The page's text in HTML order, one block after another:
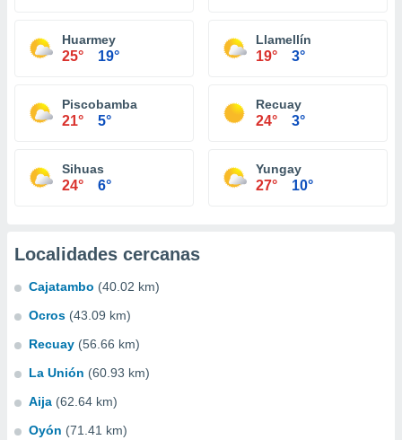
Huarmey
25° 19°
Llamellín
19° 3°
Piscobamba
21° 5°
Recuay
24° 3°
Sihuas
24° 6°
Yungay
27° 10°
Localidades cercanas
Cajatambo (40.02 km)
Ocros (43.09 km)
Recuay (56.66 km)
La Unión (60.93 km)
Aija (62.64 km)
Oyón (71.41 km)